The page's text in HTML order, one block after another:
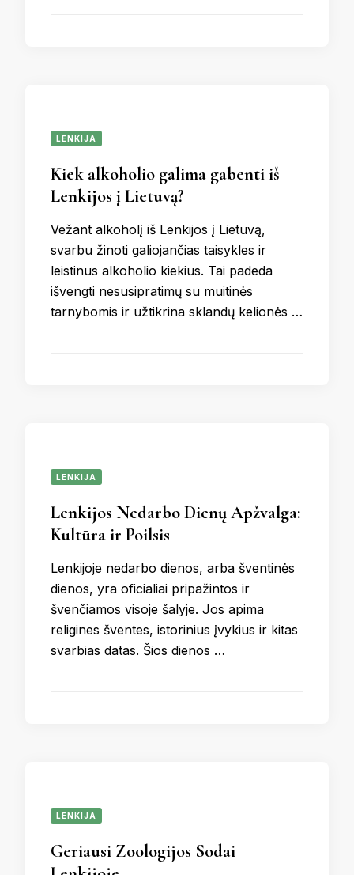
LENKIJA
Kiek alkoholio galima gabenti iš
Lenkijos į Lietuvą?
Vežant alkoholį iš Lenkijos į Lietuvą,
svarbu žinoti galiojančias taisykles ir
leistinus alkoholio kiekius. Tai padeda
išvengti nesusipratimų su muitinės
tarnybomis ir užtikrina sklandų kelionės …
LENKIJA
Lenkijos Nedarbo Dienų Apžvalga:
Kultūra ir Poilsis
Lenkijoje nedarbo dienos, arba šventinės
dienos, yra oficialiai pripažintos ir
švenčiamos visoje šalyje. Jos apima
religines šventes, istorinius įvykius ir kitas
svarbias datas. Šios dienos …
LENKIJA
Geriausi Zoologijos Sodai